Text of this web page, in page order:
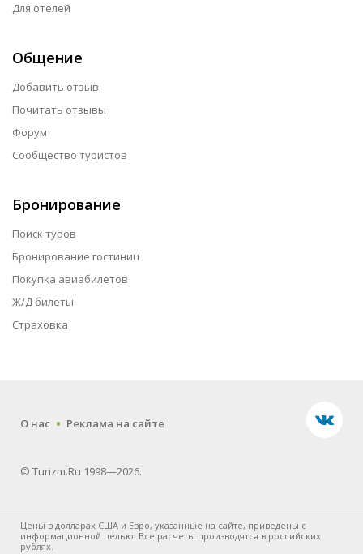
Для отелей
Общение
Добавить отзыв
Почитать отзывы
Форум
Сообщество туристов
Бронирование
Поиск туров
Бронирование гостиниц
Покупка авиабилетов
Ж/Д билеты
Страховка
О нас . Реклама на сайте
© Turizm.Ru 1998—2026.
Цены в долларах США и Евро, указанные на сайте, приведены с
информационной целью. Все расчеты производятся в российских
рублях.